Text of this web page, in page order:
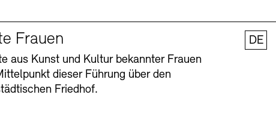
Frauen
aus Kunst und Kultur bekannter Frauen
dieser Führung über den
Friedhof.
DE